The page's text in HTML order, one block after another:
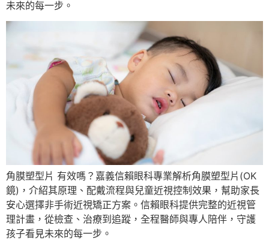
未來的每一步。
角膜塑型片 有效嗎？嘉義信賴眼科專業解析角膜塑型片(OK
鏡)，介紹其原理、配戴流程與兒童近視控制效果，幫助家長
安心選擇非手術近視矯正方案。信賴眼科提供完整的近視管
理計畫，從檢查、治療到追蹤，全程醫師與專人陪伴，守護
孩子看見未來的每一步。